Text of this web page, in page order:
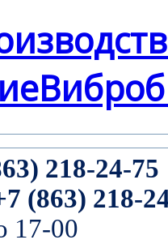
218-24-75
(863) 218-
17-00